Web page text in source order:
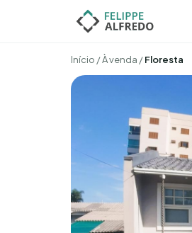
Início /À venda /Floresta